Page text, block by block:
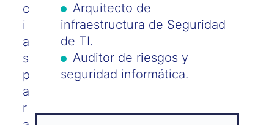
Arquitecto de
infraestructura de Seguridad
de TI.
Auditor de riesgos y
seguridad informática.
c
i
a
s
p
a
r